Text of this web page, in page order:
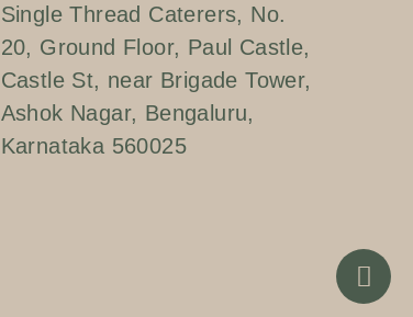
Single Thread Caterers, No.
20, Ground Floor, Paul Castle,
Castle St, near Brigade Tower,
Ashok Nagar, Bengaluru,
Karnataka 560025